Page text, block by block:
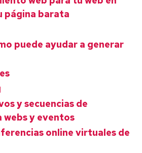
página barata
puede ayudar a generar
y secuencias de
y eventos
online virtuales de